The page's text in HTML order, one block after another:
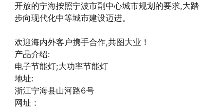
开放的宁海按照宁波市副中心城市规划的要求,大踏
步向现代化中等城市建设迈进。
欢迎海内外客户携手合作,共图大业！
产品介绍:
电子节能灯;大功率节能灯
地址:
浙江宁海县山河路6号
网址：